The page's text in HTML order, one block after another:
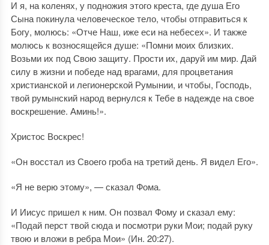
И я, на коленях, у подножия этого креста, где душа Его
Сына покинула человеческое тело, чтобы отправиться к
Богу, молюсь: «Отче Наш, иже еси на небесех». И также
молюсь к возносящейся душе: «Помни моих близких.
Возьми их под Свою защиту. Прости их, даруй им мир. Дай
силу в жизни и победе над врагами, для процветания
христианской и легионерской Румынии, и чтобы, Господь,
твой румынский народ вернулся к Тебе в надежде на свое
воскрешение. Аминь!».
Христос Воскрес!
«Он восстал из Своего гроба на третий день. Я видел Его».
«Я не верю этому», — сказал Фома.
И Иисус пришел к ним. Он позвал Фому и сказал ему:
«Подай перст твой сюда и посмотри руки Мои; подай руку
твою и вложи в ребра Мои» (Ин. 20:27).